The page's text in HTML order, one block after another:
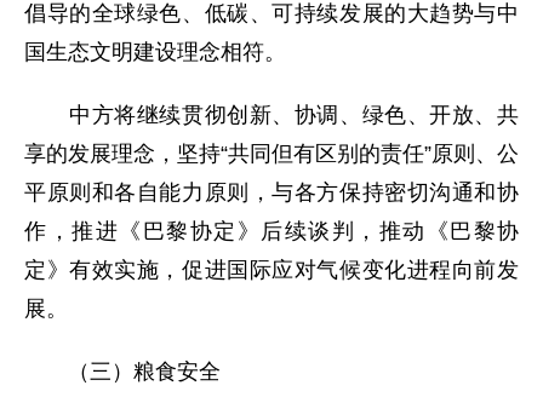
倡导的全球绿色、低碳、可持续发展的大趋势与中
国生态文明建设理念相符。
中方将继续贯彻创新、协调、绿色、开放、共
享的发展理念，坚持“共同但有区别的责任”原则、公
平原则和各自能力原则，与各方保持密切沟通和协
作，推进《巴黎协定》后续谈判，推动《巴黎协
定》有效实施，促进国际应对气候变化进程向前发
展。
（三）粮食安全